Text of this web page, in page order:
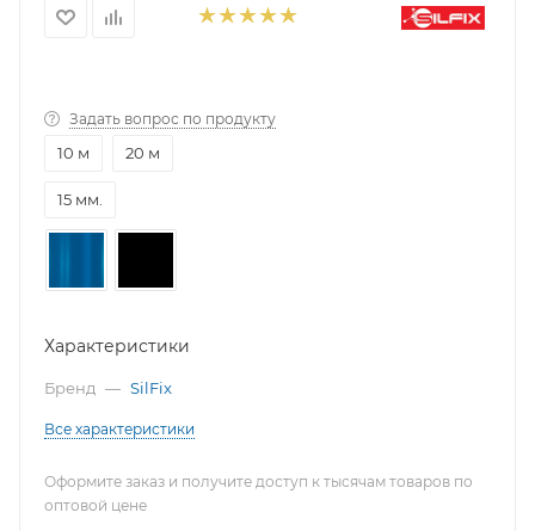
Задать вопрос по продукту
10 м 20 м
15 мм.
Характеристики
Бренд — SilFix
Все характеристики
Оформите заказ и получите доступ к тысячам товаров по
оптовой цене